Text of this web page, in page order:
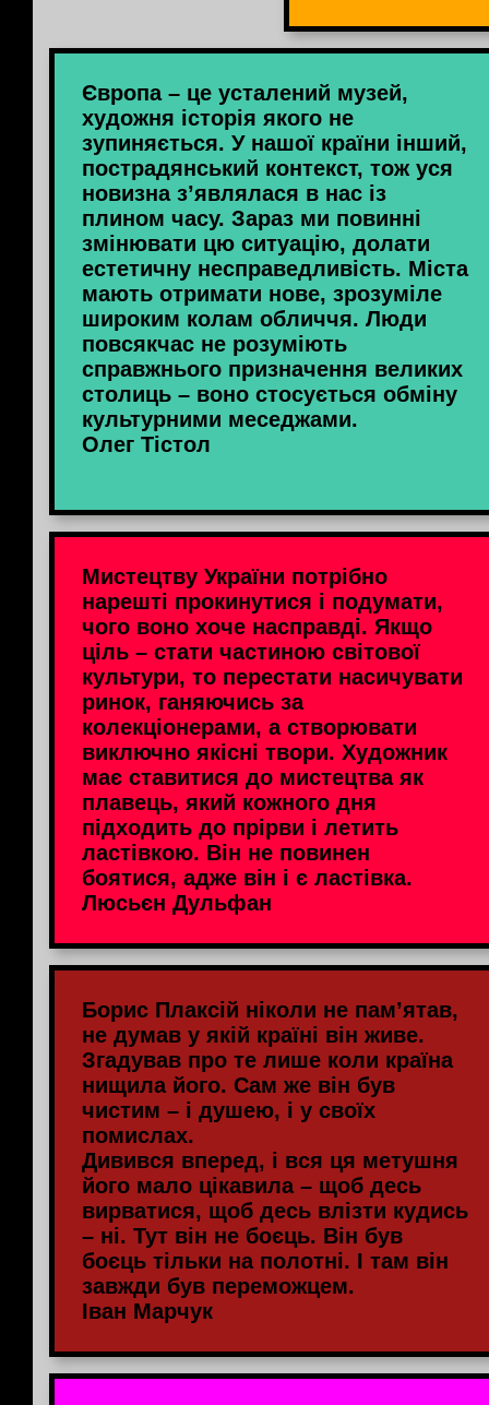
Європа – це усталений музей,
художня історія якого не
зупиняється. У нашої країни інший,
пострадянський контекст, тож уся
новизна з’являлася в нас із
плином часу. Зараз ми повинні
змінювати цю ситуацію, долати
естетичну несправедливість. Міста
мають отримати нове, зрозуміле
широким колам обличчя. Люди
повсякчас не розуміють
справжнього призначення великих
столиць – воно стосується обміну
культурними меседжами.
Олег Тістол
Мистецтву України потрібно
нарешті прокинутися і подумати,
чого воно хоче насправді. Якщо
ціль – стати частиною світової
культури, то перестати насичувати
ринок, ганяючись за
колекціонерами, а створювати
виключно якісні твори. Художник
має ставитися до мистецтва як
плавець, який кожного дня
підходить до прірви і летить
ластівкою. Він не повинен
боятися, адже він і є ластівка.
Люсьєн Дульфан
Борис Плаксій ніколи не пам’ятав,
не думав у якій країні він живе.
Згадував про те лише коли країна
нищила його. Сам же він був
чистим – і душею, і у своїх
помислах.
Дивився вперед, і вся ця метушня
його мало цікавила – щоб десь
вирватися, щоб десь влізти кудись
– ні. Тут він не боєць. Він був
боєць тільки на полотні. І там він
завжди був переможцем.
Іван Марчук